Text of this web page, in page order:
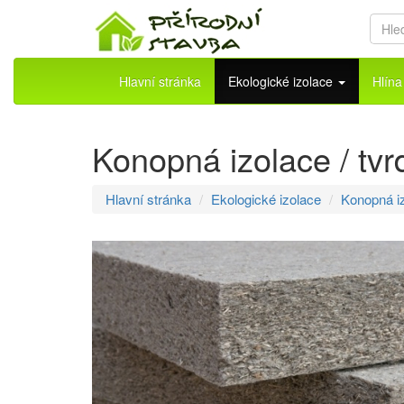
Hlavní stránka Ekologické izolace Hlína
Konopná izolace /
Hlavní stránka Ekologické izolace Konopná
Přeskočit
na
menu
Přeskočit
na
volbu
jazyků
Přeskočit